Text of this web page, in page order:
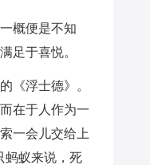
概便是不知
足于喜悦。
《浮士德》。
在于人作为一
一会儿交给上
蚂蚁来说，死